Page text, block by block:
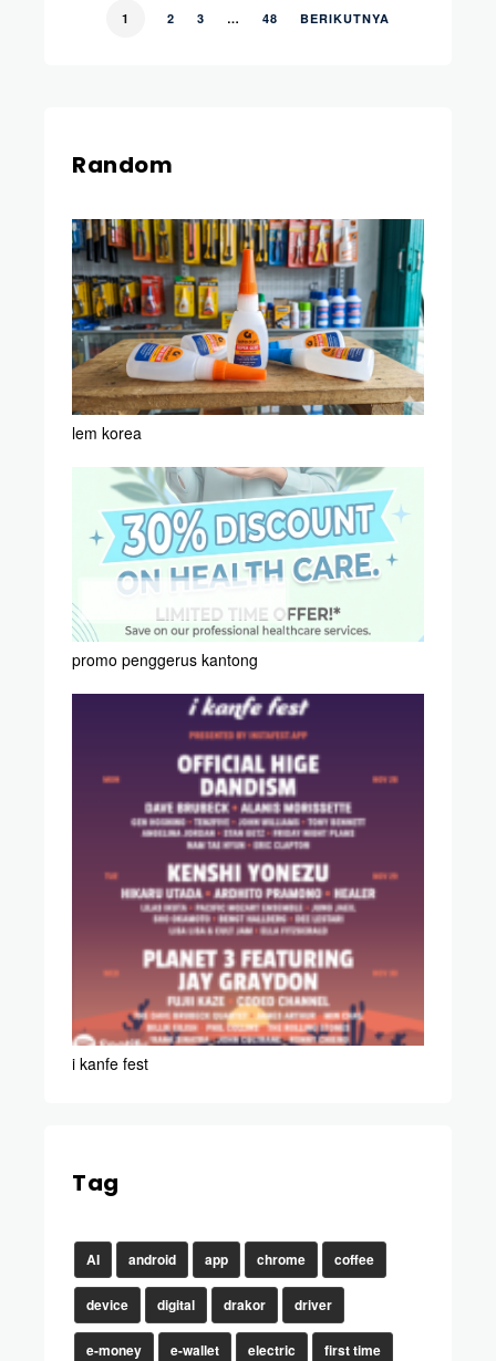
1 2 3 … 48 BERIKUTNYA
Random
lem korea
promo penggerus kantong
i kanfe fest
Tag
AI android app chrome coffee
device digital drakor driver
e-money e-wallet electric first time